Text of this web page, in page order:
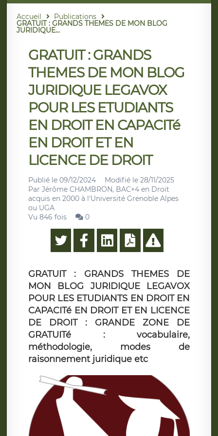
Accueil Publications
GRATUIT : GRANDS THEMES DE MON BLOG
JURIDIQUE...
GRATUIT : GRANDS
THEMES DE MON BLOG
JURIDIQUE LEGAVOX
POUR LES ETUDIANTS
EN DROIT EN CAPACITé
EN DROIT ET EN
LICENCE DE DROIT
Publié le 09/12/2024 Modifié le 28/11/2025
Par Jérôme CHAMBRON, BAC+4 en Droit
acquis en 2000 à l'Université Grenoble Alpes
ou UGA
Vu 846 fois
0
GRATUIT : GRANDS THEMES DE
MON BLOG JURIDIQUE LEGAVOX
POUR LES ETUDIANTS EN DROIT EN
CAPACITé EN DROIT ET EN LICENCE
DE DROIT : GRANDE ZONE DE
GRATUITé : vocabulaire,
méthodologie, modes de
raisonnement juridique etc